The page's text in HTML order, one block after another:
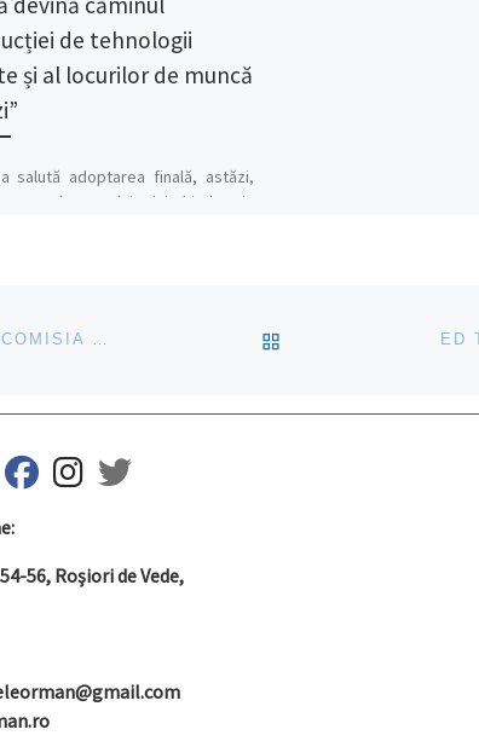
de tehnologii
și al locurilor de muncă
salută adoptarea finală, astăzi,
a Regulamentului privind industria
RECUNOAȘTEREA CALIFICĂRILOR PROFESIONALE: COMISIA SOLICITĂ ROMÂNIEI, GERMANIEI ȘI CIPRULUI SĂ RESPECTE NORMELE UE ÎNAPOI LA LISTAED
fab fa-facebook
fab fa-instagram
fab fa-twitter
56, Roşiori de Vede,